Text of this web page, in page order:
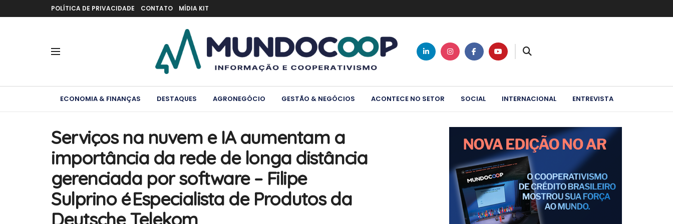
POLÍTICA DE PRIVACIDADE CONTATO MÍDIA KIT
ECONOMIA & FINANÇAS DESTAQUES AGRONEGÓCIO GESTÃO & NEGÓCIOS ACONTECE NO SETOR SOCIAL INTERNACIONAL ENTREVISTA
Serviços na nuvem e IA aumentam a
importância da rede de longa distância
gerenciada por software – Filipe
Sulprino é Especialista de Produtos da
Deutsche Telekom